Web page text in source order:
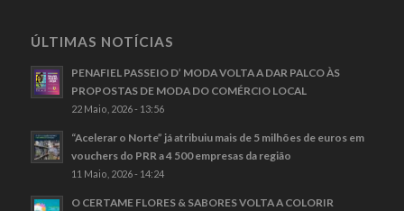
ÚLTIMAS NOTÍCIAS
PENAFIEL PASSEIO D’ MODA VOLTA A DAR PALCO ÀS
PROPOSTAS DE MODA DO COMÉRCIO LOCAL
22 Maio, 2026 - 13:56
“Acelerar o Norte” já atribuiu mais de 5 milhões de euros em
vouchers do PRR a 4 500 empresas da região
11 Maio, 2026 - 14:24
O CERTAME FLORES & SABORES VOLTA A COLORIR